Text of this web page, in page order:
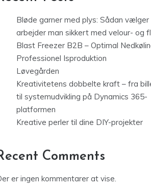
platformen
Kreative perler til dine DIY-projekter
Recent Comments
Der er ingen kommentarer at vise.
Archives
marts 2026
oktober 2025